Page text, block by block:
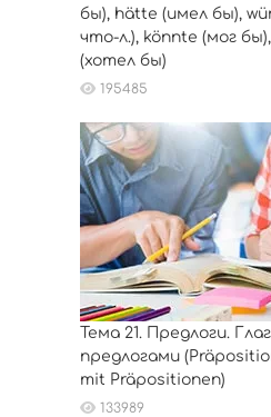
бы), hätte (имел бы),
что-л.), könnte (мог
(хотел бы)
195485
Тема 21. Предлоги.
предлогами
mit Präpositionen)
133989